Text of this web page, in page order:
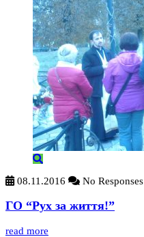
08.11.2016 No Responses
ГО “Рух за життя!”
read more